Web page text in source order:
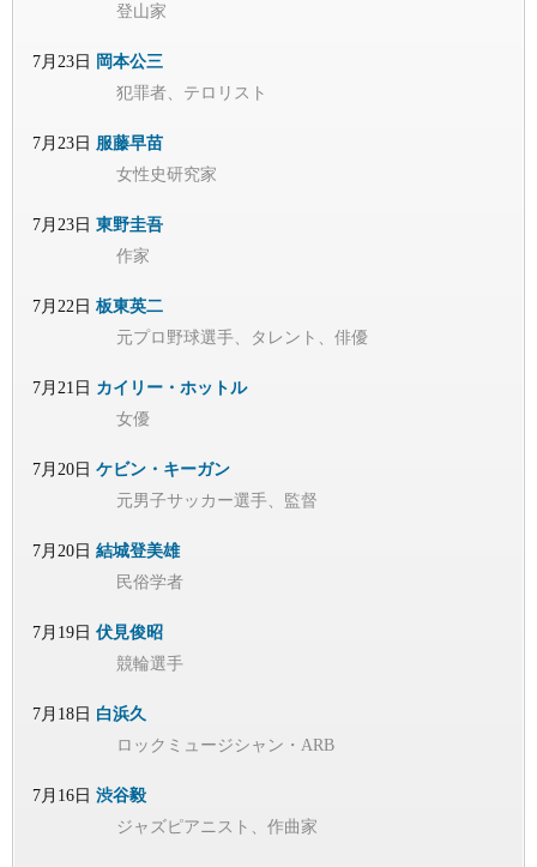
登山家
7月23日 岡本公三
犯罪者、テロリスト
7月23日 服藤早苗
女性史研究家
7月23日 東野圭吾
作家
7月22日 板東英二
元プロ野球選手、タレント、俳優
7月21日 カイリー・ホットル
女優
7月20日 ケビン・キーガン
元男子サッカー選手、監督
7月20日 結城登美雄
民俗学者
7月19日 伏見俊昭
競輪選手
7月18日 白浜久
ロックミュージシャン・ARB
7月16日 渋谷毅
ジャズピアニスト、作曲家